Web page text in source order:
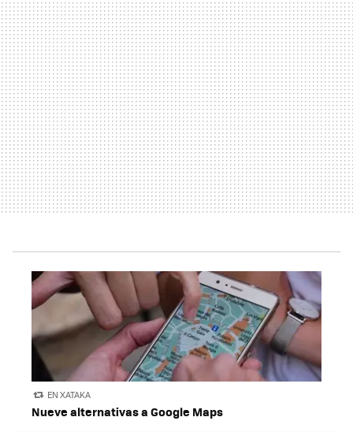
EN XATAKA
Nueve alternativas a Google Maps